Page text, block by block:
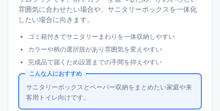
雰囲気に合わせたい場合や、サニタリーボックスを一体化
したい場合に向きます。
ゴミ箱付きでサニタリーまわりを一体収納しやすい
カラーや柄の選択肢があり雰囲気を変えやすい
完成品で届くため設置までの手間を抑えやすい
こんな人におすすめ
サニタリーボックスとペーパー収納をまとめたい家庭や来
客用トイレ向けです。